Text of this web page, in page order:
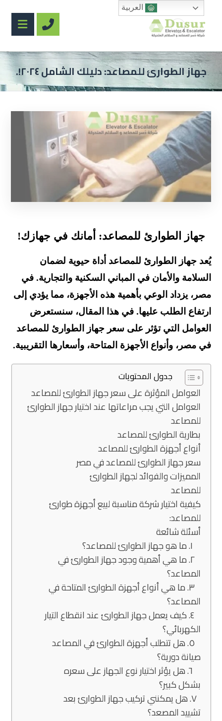
جهاز الطوارئ للمصاعد: دليلك الشامل ٢٠٢٤!.
جهاز الطوارئ للمصاعد: أمانك في جهازك!
يُعد جهاز الطوارئ للمصاعد أداة حيوية لضمان
السلامة والأمان في المباني السكنية والتجارية. في
مصر، يزداد الوعي بأهمية هذه الأجهزة، مما يؤدي إلى
ارتفاع الطلب عليها. في هذا المقال، سنستعرض
العوامل التي تؤثر على سعر جهاز الطوارئ للمصاعد
في مصر، وأنواع الأجهزة المتاحة، وأسعارها التقريبية.
جدول المحتويات
العوامل المؤثرة على سعر جهاز الطوارئ للمصاعد
العوامل التي يجب مراعاتها عند اختيار جهاز الطوارئ
للمصاعد
بطارية الطوارئ للمصاعد
أنواع أجهزة الطوارئ للمصاعد
سعر جهاز الطوارئ للمصاعد في مصر
المميزات والفوائد لجهاز الطوارئ
للمصاعد
كيفية اختيار شركة مناسبة لبيع أجهزة طوارئ
للمصاعد:
أسئلة شائعة
٢. ما هي أهمية وجود جهاز الطوارئ في
المصاعد؟
٣. ما هي أنواع أجهزة الطوارئ المتاحة في
المصاعد؟
٤. كيف يعمل جهاز الطوارئ عند انقطاع التيار
الكهربائي؟
٥. هل تتطلب أجهزة الطوارئ في المصاعد
صيانة دورية؟
٦. هل يؤثر اختيار نوع الجهاز على سعره
بشكل كبير؟
٧. هل يمكنني تركيب جهاز الطوارئ بعد
تشييد المصعد؟
العربية